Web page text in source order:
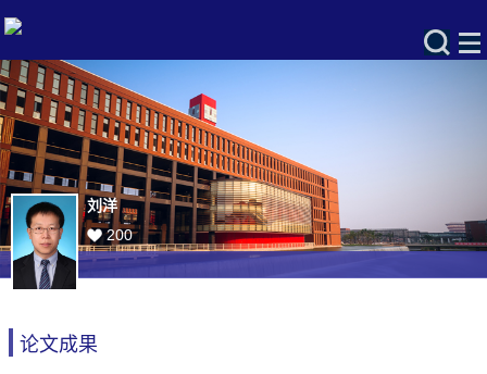
刘洋
200
论文成果